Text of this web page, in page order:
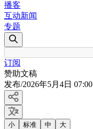
播客
互动新闻
专题
订阅
赞助文稿
发布/2026年5月4日 07:00
小 标准 中 大